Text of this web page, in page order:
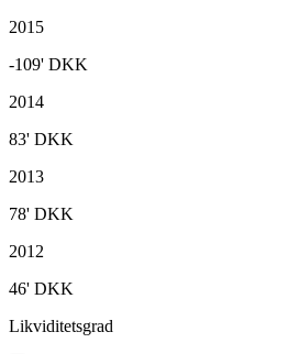
2015
-109' DKK
2014
83' DKK
2013
78' DKK
2012
46' DKK
Likviditetsgrad